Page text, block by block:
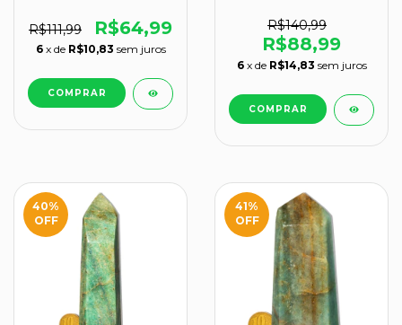
R$111,99
R$64,99
6 x de R$10,83 sem juros
R$140,99
R$88,99
6 x de R$14,83 sem juros
40%
OFF
41%
OFF